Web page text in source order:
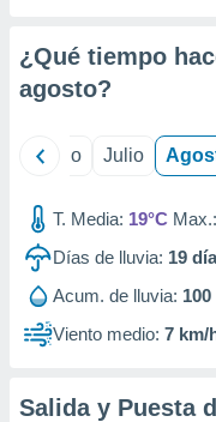
e
de
¿Qué tiempo
agosto?
Junio Julio
T. Media: 19°C Max.:
Días de lluvia: 19
Acum. de lluvia:
Viento medio: 7 km/
Salida y Puesta